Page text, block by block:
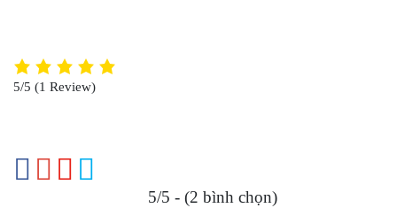
5/5 (1 Review)
5/5 - (2 bình chọn)